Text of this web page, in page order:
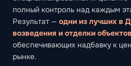
полный контроль над каждым
Результат — одни из лучших в
возведения и отделки объектов
обеспечивающих надбавку к
рынке.